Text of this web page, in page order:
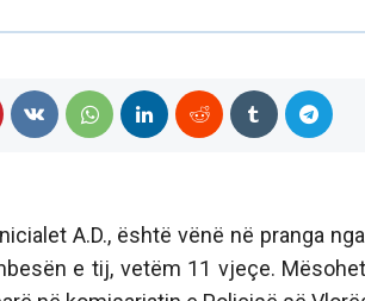
A.D., është vënë në pranga
e tij, vetëm 11 vjeçe.